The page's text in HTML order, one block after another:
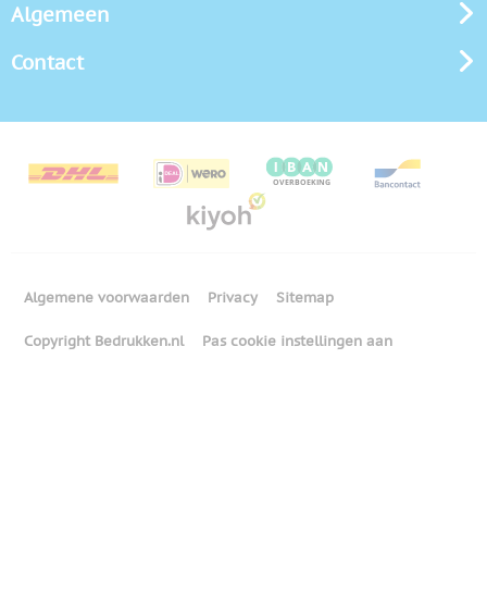
Algemeen
Contact
Algemene voorwaarden Privacy Sitemap
Copyright Bedrukken.nl Pas cookie instellingen aan